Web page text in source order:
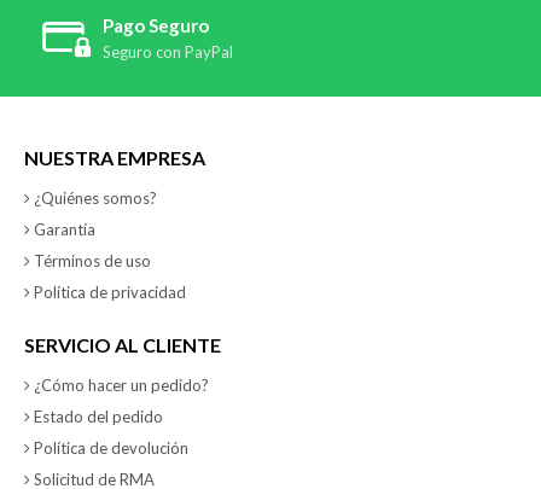
Pago Seguro
Seguro con PayPal
NUESTRA EMPRESA
¿Quiénes somos?
Garantía
Términos de uso
Política de privacidad
SERVICIO AL CLIENTE
¿Cómo hacer un pedido?
Estado del pedido
Política de devolución
Solicitud de RMA